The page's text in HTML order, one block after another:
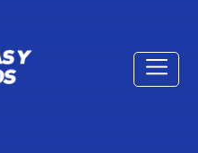
QUE SE
HA